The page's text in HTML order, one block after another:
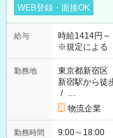
WEB登録・面接OK
給与
時給1414円
※規定による
勤務地
東京都新宿区
新宿駅から徒
/ …
物流企業
勤務時間 9:00～18:00